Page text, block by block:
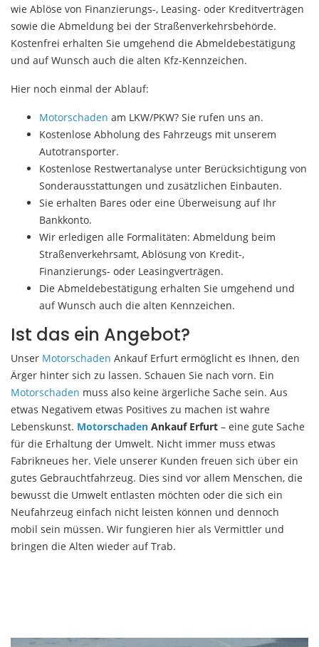
wie Ablöse von Finanzierungs-, Leasing- oder Kreditverträgen
sowie die Abmeldung bei der Straßenverkehrsbehörde.
Kostenfrei erhalten Sie umgehend die Abmeldebestätigung
und auf Wunsch auch die alten Kfz-Kennzeichen.
Hier noch einmal der Ablauf:
Motorschaden am LKW/PKW? Sie rufen uns an.
Kostenlose Abholung des Fahrzeugs mit unserem
Autotransporter.
Kostenlose Restwertanalyse unter Berücksichtigung von
Sonderausstattungen und zusätzlichen Einbauten.
Sie erhalten Bares oder eine Überweisung auf Ihr
Bankkonto.
Wir erledigen alle Formalitäten: Abmeldung beim
Straßenverkehrsamt, Ablösung von Kredit-,
Finanzierungs- oder Leasingverträgen.
Die Abmeldebestätigung erhalten Sie umgehend und
auf Wunsch auch die alten Kennzeichen.
Ist das ein Angebot?
Unser Motorschaden Ankauf Erfurt ermöglicht es Ihnen, den
Ärger hinter sich zu lassen. Schauen Sie nach vorn. Ein
Motorschaden muss also keine ärgerliche Sache sein. Aus
etwas Negativem etwas Positives zu machen ist wahre
Lebenskunst. Motorschaden Ankauf Erfurt – eine gute Sache
für die Erhaltung der Umwelt. Nicht immer muss etwas
Fabrikneues her. Viele unserer Kunden freuen sich über ein
gutes Gebrauchtfahrzeug. Dies sind vor allem Menschen, die
bewusst die Umwelt entlasten möchten oder die sich ein
Neufahrzeug einfach nicht leisten können und dennoch
mobil sein müssen. Wir fungieren hier als Vermittler und
bringen die Alten wieder auf Trab.